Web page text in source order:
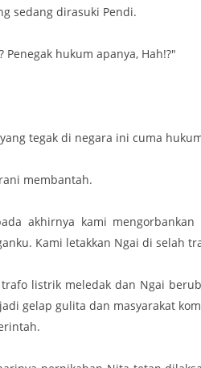
sedang dirasuki Pendi.
Penegak hukum apanya, Hah!?"
tegak di negara ini cuma
membantah.
akhirnya kami
Kami letakkan Ngai di selah
listrik meledak dan Ngai
gelap gulita dan masyarakat